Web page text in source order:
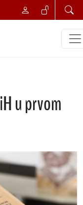
u prvom